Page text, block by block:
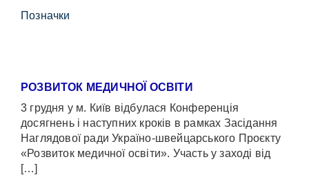
Позначки
РОЗВИТОК МЕДИЧНОЇ ОСВІТИ
3 грудня у м. Київ відбулася Конференція
досягнень і наступних кроків в рамках Засідання
Наглядової ради Україно-швейцарського Проєкту
«Розвиток медичної освіти». Участь у заході від
[…]